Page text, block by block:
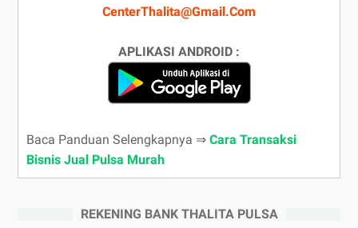
CenterThalita@Gmail.Com
APLIKASI ANDROID :
Baca Panduan Selengkapnya ⇒ Cara Transaksi
Bisnis Jual Pulsa Murah
REKENING BANK THALITA PULSA